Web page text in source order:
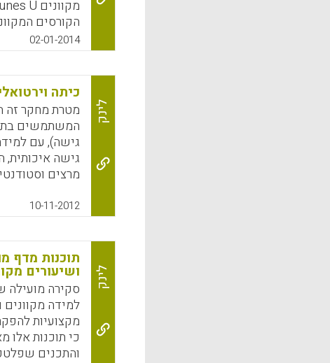
הקורסים
מקוונת עם
יתרונות
לקובצי קול .
המקוונת של
הלמידה
02-01-2014
לינק
כיתה
מטרת מחקר זה
גישה), עם
גישה
Kathy ) .
10-11-2012
לינק
תוכנות מדף
ושיעורים
סקירה מועילה
למידה
מקצועיות
כי תוכנות אלו
והתכנים